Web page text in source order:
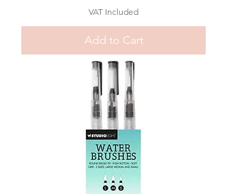
VAT Included
Add to Cart